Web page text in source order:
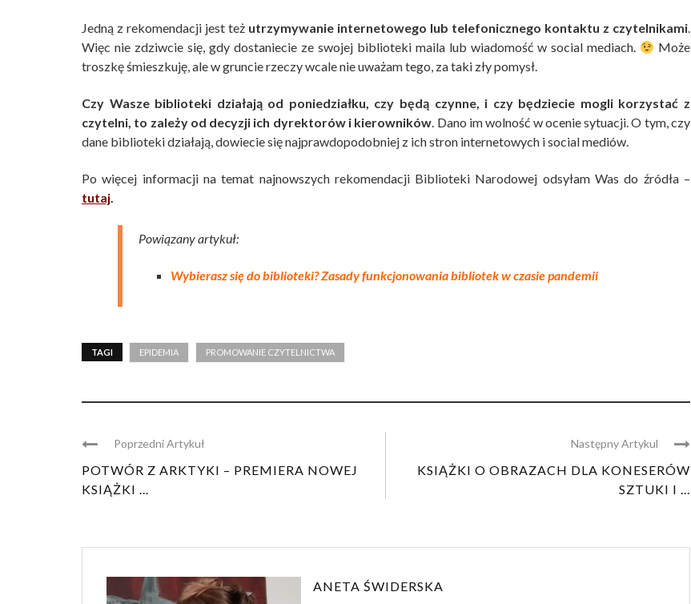
Jedną z rekomendacji jest też utrzymywanie internetowego lub telefonicznego kontaktu z czytelnikami.
Więc nie zdziwcie się, gdy dostaniecie ze swojej biblioteki maila lub wiadomość w social mediach.
Może
troszkę śmieszkuję, ale w gruncie rzeczy wcale nie uważam tego, za taki zły pomysł.
Czy Wasze biblioteki działają od poniedziałku, czy będą czynne, i czy będziecie mogli korzystać z
czytelni, to zależy od decyzji ich dyrektorów i kierowników. Dano im wolność w ocenie sytuacji. O tym, czy
dane biblioteki działają, dowiecie się najprawdopodobniej z ich stron internetowych i social mediów.
Po więcej informacji na temat najnowszych rekomendacji Biblioteki Narodowej odsyłam Was do źródła –
tutaj.
Powiązany artykuł:
Wybierasz się do biblioteki? Zasady funkcjonowania bibliotek w czasie pandemii
TAGI EPIDEMIA PROMOWANIE CZYTELNICTWA
Poprzedni Artykuł
POTWÓR Z ARKTYKI – PREMIERA NOWEJ
KSIĄŻKI ...
Następny Artykul
KSIĄŻKI O OBRAZACH DLA KONESERÓW
SZTUKI I ...
ANETA ŚWIDERSKA